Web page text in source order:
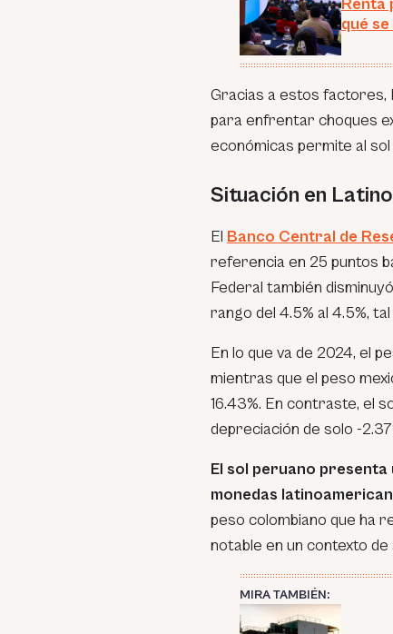
Renta
qué
Gracias a estos factores,
para enfrentar choques
económicas permite al
Situación en
El Banco Central de
referencia en 25 puntos
Federal también
rango del 4.5% al 4.5%,
En lo que va de 2024, el
mientras que el peso
16.43%. En contraste, el
depreciación de solo -
El sol peruano
monedas
peso colombiano que ha
notable en un contexto de
MIRA TAMBIÉN: